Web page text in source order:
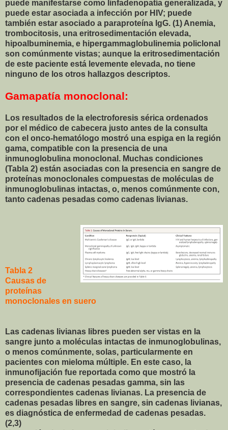
puede manifestarse como linfadenopatía generalizada, y
puede estar asociada a infección por HIV; puede
también estar asociado a paraproteína IgG. (1) Anemia,
trombocitosis, una eritrosedimentación elevada,
hipoalbuminemia, e hipergammaglobulinemia policlonal
son comúnmente vistas; aunque la eritrosedimentación
de este paciente está levemente elevada, no tiene
ninguno de los otros hallazgos descriptos.
Gamapatía monoclonal:
Los resultados de la electroforesis sérica ordenados
por el médico de cabecera justo antes de la consulta
con el onco-hematólogo mostró una espiga en la región
gama, compatible con la presencia de una
inmunoglobulina monoclonal. Muchas condiciones
(Tabla 2) están asociadas con la presencia en sangre de
proteínas monoclonales compuestas de moléculas de
inmunoglobulinas intactas, o, menos comúnmente con,
tanto cadenas pesadas como cadenas livianas.
Tabla 2
Causas de
proteínas
monoclonales en suero
Las cadenas livianas libres pueden ser vistas en la
sangre junto a moléculas intactas de inmunoglobulinas,
o menos comúnmente, solas, particularmente en
pacientes con mieloma múltiple. En este caso, la
inmunofijación fue reportada como que mostró la
presencia de cadenas pesadas gamma, sin las
correspondientes cadenas livianas. La presencia de
cadenas pesadas libres en sangre, sin cadenas livianas,
es diagnóstica de enfermedad de cadenas pesadas.
(2,3)